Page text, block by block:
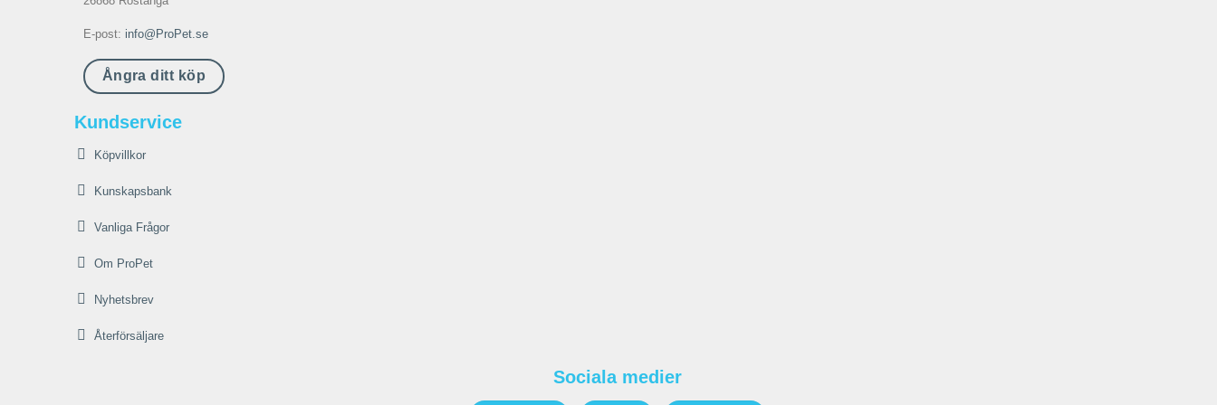
E-post: info@ProPet.se
Ångra ditt köp
Kundservice
Köpvillkor
Kunskapsbank
Vanliga Frågor
Om ProPet
Nyhetsbrev
Återförsäljare
Sociala medier